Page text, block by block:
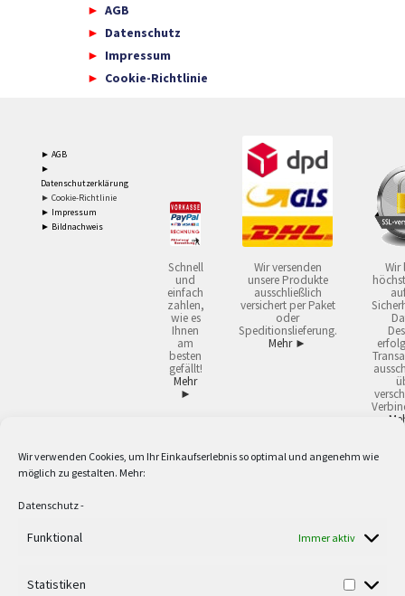
Wir verwenden Cookies, um Ihr Einkaufserlebnis so optimal und angenehm wie
möglich zu gestalten. Mehr:
Datenschutz-
Funktional Immer aktiv
Statistiken
AGB
Datenschutz
Impressum
Cookie-Richtlinie
► AGB
►
Datenschutzerklärung
► Cookie-Richtlinie
► Impressum
► Bildnachweis
Schnell
und
einfach
zahlen,
wie es
Ihnen
am
besten
gefällt!
Mehr
►
Wir versenden
unsere Produkte
ausschließlich
versichert per Paket
oder
Speditionslieferung.
Mehr ►
Wir
2 Lieferzeiten gelten mit Express-24.
Versandkostenfrei ab 59,90 € Nettowarenwert. Inseln ausgenommen. Unsere
Berufe zur Verwendung in der selbständigen, beruflichen oder gewerblichen
verwendeten Logos und Firmennamen sind Warenzeichen oder eingetragene